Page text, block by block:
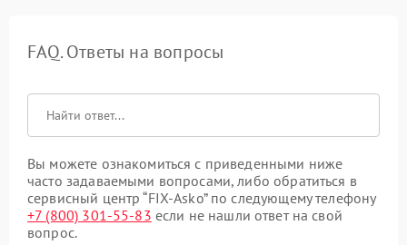
FAQ. Ответы на вопросы
Вы можете ознакомиться с приведенными ниже
часто задаваемыми вопросами, либо обратиться в
сервисный центр “FIX-Asko” по следующему телефону
+7 (800) 301-55-83 если не нашли ответ на свой
вопрос.